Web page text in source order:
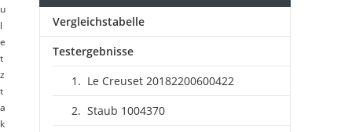
u
l
e
t
z
t
a
k
Vergleichstabelle
Testergebnisse
Le Creuset 20182200600422
Staub 1004370